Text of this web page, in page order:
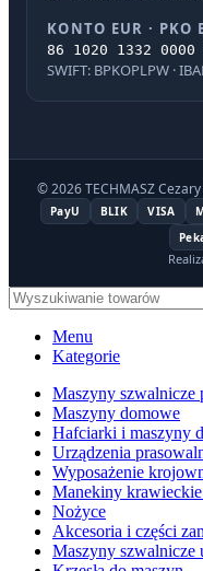
KONTO EUR · PKO
86 1020 1332 0000
SWIFT: BPKOPLPW ·
© 2026 TECHMASZ
PayU BLIK VISA
Menu
Kategorie
Maszyny szwalnicze
Maszyny domowe
Hafciarki i maszyny
Urządzenia
Wyposażenie
Manekiny
Nożyce
Akcesoria i części
Maszyny szwalnicze